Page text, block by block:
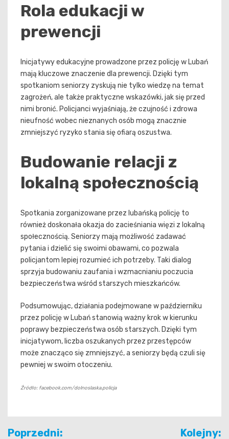
Rola edukacji w
prewencji
Inicjatywy edukacyjne prowadzone przez policję w Lubań
mają kluczowe znaczenie dla prewencji. Dzięki tym
spotkaniom seniorzy zyskują nie tylko wiedzę na temat
zagrożeń, ale także praktyczne wskazówki, jak się przed
nimi bronić. Policjanci wyjaśniają, że czujność i zdrowa
nieufność wobec nieznanych osób mogą znacznie
zmniejszyć ryzyko stania się ofiarą oszustwa.
Budowanie relacji z
lokalną społecznością
Spotkania zorganizowane przez lubańską policję to
również doskonała okazja do zacieśniania więzi z lokalną
społecznością. Seniorzy mają możliwość zadawać
pytania i dzielić się swoimi obawami, co pozwala
policjantom lepiej rozumieć ich potrzeby. Taki dialog
sprzyja budowaniu zaufania i wzmacnianiu poczucia
bezpieczeństwa wśród starszych mieszkańców.
Podsumowując, działania podejmowane w październiku
przez policję w Lubań stanowią ważny krok w kierunku
poprawy bezpieczeństwa osób starszych. Dzięki tym
inicjatywom, liczba oszukanych przez przestępców
może znacząco się zmniejszyć, a seniorzy będą czuli się
pewniej w swoim otoczeniu.
Źródło: facebook.com/dolnoslaska.policja
Nawigacja
Poprzedni: Kolejny: